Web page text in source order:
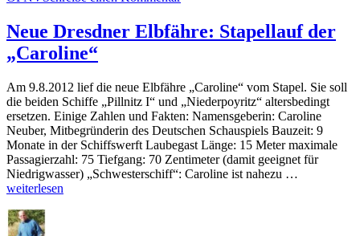
Jahr
Hybridbusse:
aber
weitere
geplant
Neue Dresdner Elbfähre: Stapellauf der
„Caroline“
Am 9.8.2012 lief die neue Elbfähre „Caroline“ vom Stapel. Sie soll
die beiden Schiffe „Pillnitz I“ und „Niederpoyritz“ altersbedingt
ersetzen. Einige Zahlen und Fakten: Namensgeberin: Caroline
Neuber, Mitbegründerin des Deutschen Schauspiels Bauzeit: 9
Monate in der Schiffswerft Laubegast Länge: 15 Meter maximale
Passagierzahl: 75 Tiefgang: 70 Zentimeter (damit geeignet für
Niedrigwasser) „Schwesterschiff“: Caroline ist nahezu …
weiterlesen